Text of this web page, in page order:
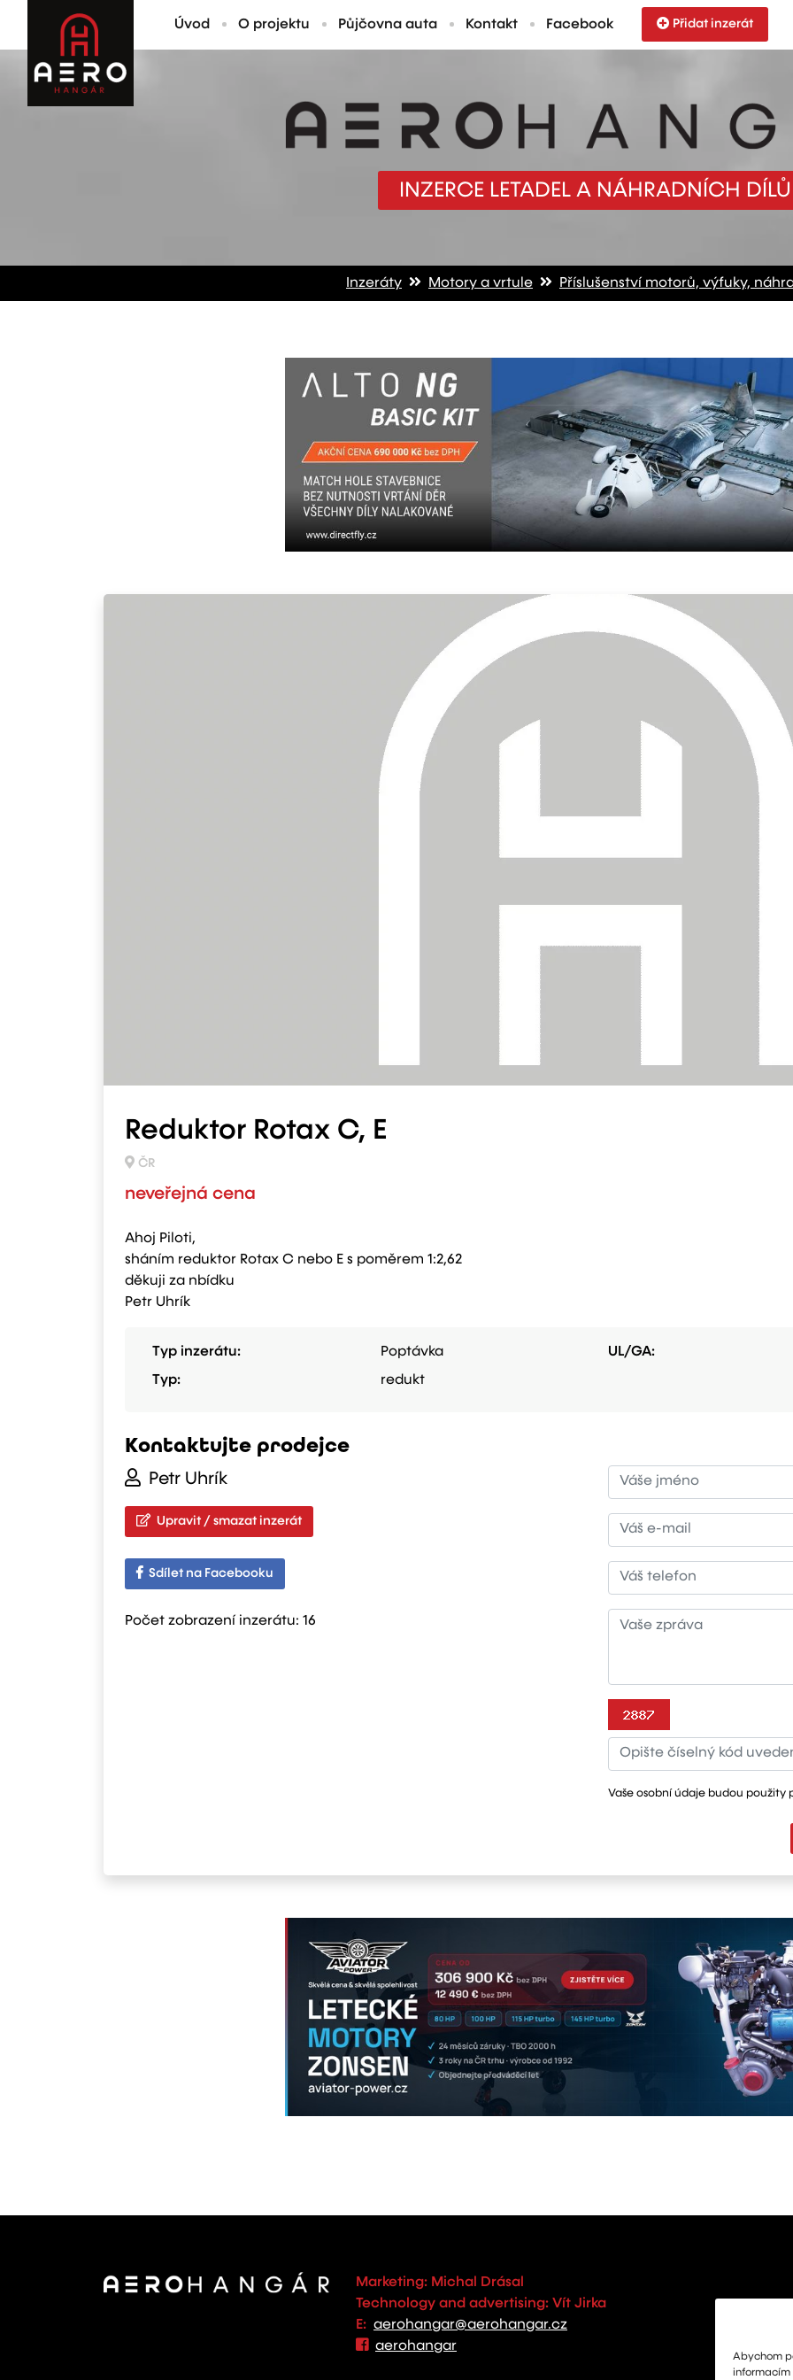
Abychom
informacím
Úvod O projektu Půjčovna auta Kontakt Facebook Přidat inzerát
INZERCE LETADEL A NÁHRADNÍCH DÍLŮ
Inzeráty Motory a vrtule Příslušenství motorů, výfuky,
Reduktor Rotax C, E
ČR
neveřejná cena
Ahoj Piloti,
sháním reduktor Rotax C nebo E s poměrem 1:2,62
děkuji za nbídku
Petr Uhrík
Typ inzerátu: Poptávka
UL/GA:
Typ:
redukt
Kontaktujte prodejce
Petr Uhrík
Upravit / smazat inzerát
Sdílet na Facebooku
Počet zobrazení inzerátu: 16
Vaše osobní údaje budou použity
Marketing: Michal Drásal
Technology and advertising: Vít Jirka
E: aerohangar@aerohangar.cz
aerohangar